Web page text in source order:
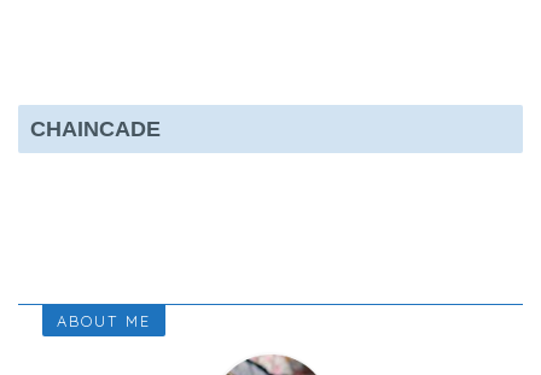
CHAINCADE
ABOUT ME